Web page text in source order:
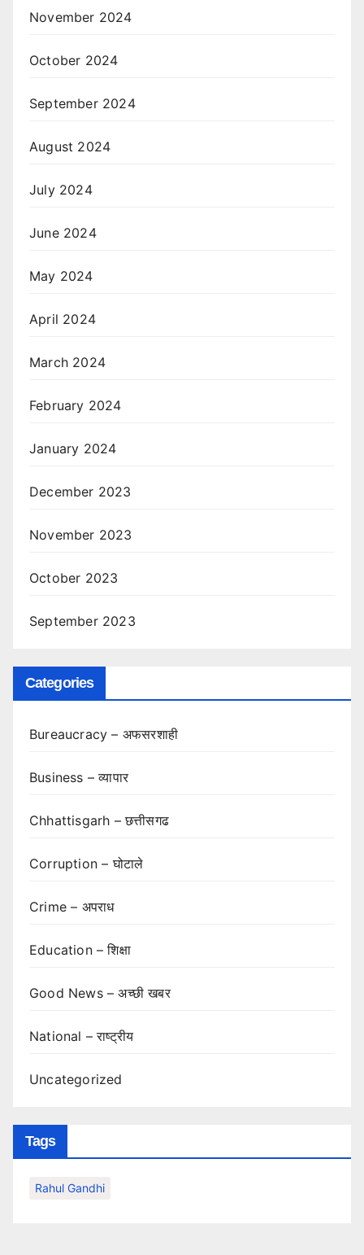
November 2024
October 2024
September 2024
August 2024
July 2024
June 2024
May 2024
April 2024
March 2024
February 2024
January 2024
December 2023
November 2023
October 2023
September 2023
Categories
Bureaucracy – अफसरशाही
Business – व्यापार
Chhattisgarh – छत्तीसगढ
Corruption – घोटाले
Crime – अपराध
Education – शिक्षा
Good News – अच्छी खबर
National – राष्ट्रीय
Uncategorized
Tags
Rahul Gandhi